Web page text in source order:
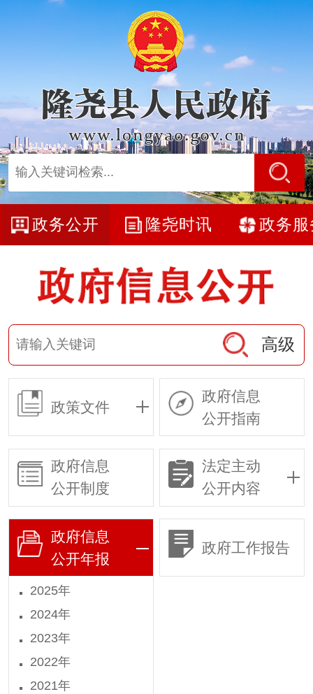
政务公开 隆尧时讯 政务服
高级
政策文件
政府信息
公开指南
政府信息
公开制度
法定主动
公开内容
政府信息
公开年报
2025年
2024年
2023年
2022年
2021年
政府工作报告